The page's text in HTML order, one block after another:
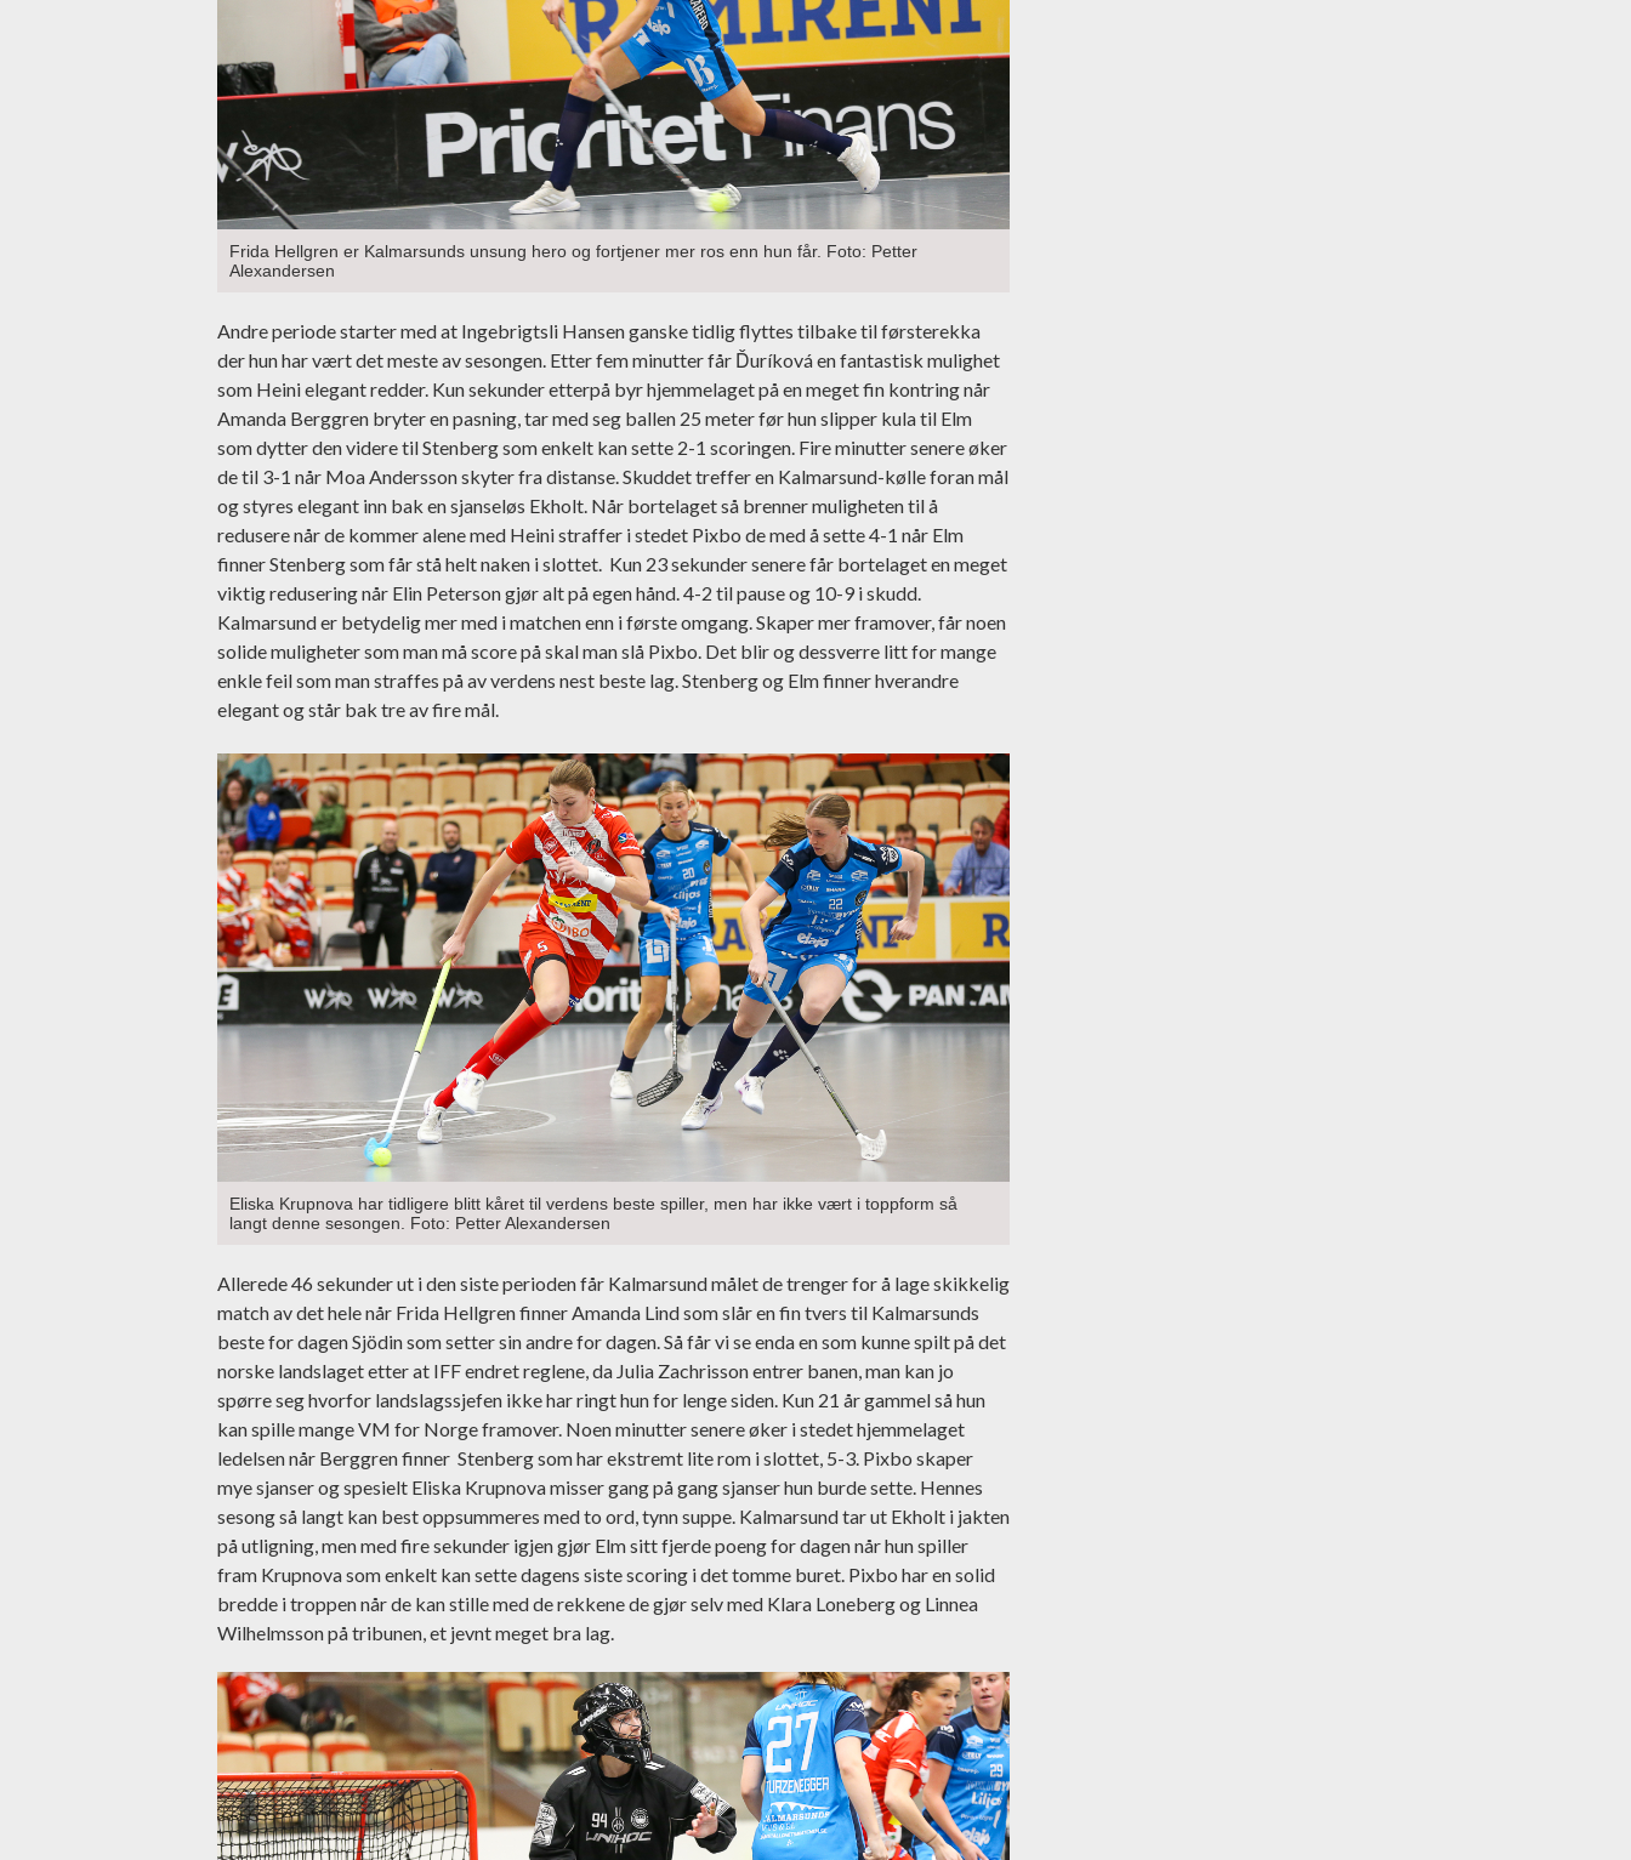
Frida Hellgren er Kalmarsunds unsung hero og fortjener mer ros enn hun får. Foto: Petter
Alexandersen
Andre periode starter med at Ingebrigtsli Hansen ganske tidlig flyttes tilbake til førsterekka
der hun har vært det meste av sesongen. Etter fem minutter får Ďuríková en fantastisk mulighet
som Heini elegant redder. Kun sekunder etterpå byr hjemmelaget på en meget fin kontring når
Amanda Berggren bryter en pasning, tar med seg ballen 25 meter før hun slipper kula til Elm
som dytter den videre til Stenberg som enkelt kan sette 2-1 scoringen. Fire minutter senere øker
de til 3-1 når Moa Andersson skyter fra distanse. Skuddet treffer en Kalmarsund-kølle foran mål
og styres elegant inn bak en sjanseløs Ekholt. Når bortelaget så brenner muligheten til å
redusere når de kommer alene med Heini straffer i stedet Pixbo de med å sette 4-1 når Elm
finner Stenberg som får stå helt naken i slottet. Kun 23 sekunder senere får bortelaget en meget
viktig redusering når Elin Peterson gjør alt på egen hånd. 4-2 til pause og 10-9 i skudd.
Kalmarsund er betydelig mer med i matchen enn i første omgang. Skaper mer framover, får noen
solide muligheter som man må score på skal man slå Pixbo. Det blir og dessverre litt for mange
enkle feil som man straffes på av verdens nest beste lag. Stenberg og Elm finner hverandre
elegant og står bak tre av fire mål.
Eliska Krupnova har tidligere blitt kåret til verdens beste spiller, men har ikke vært i toppform så
langt denne sesongen. Foto: Petter Alexandersen
Allerede 46 sekunder ut i den siste perioden får Kalmarsund målet de trenger for å lage skikkelig
match av det hele når Frida Hellgren finner Amanda Lind som slår en fin tvers til Kalmarsunds
beste for dagen Sjödin som setter sin andre for dagen. Så får vi se enda en som kunne spilt på det
norske landslaget etter at IFF endret reglene, da Julia Zachrisson entrer banen, man kan jo
spørre seg hvorfor landslagssjefen ikke har ringt hun for lenge siden. Kun 21 år gammel så hun
kan spille mange VM for Norge framover. Noen minutter senere øker i stedet hjemmelaget
ledelsen når Berggren finner Stenberg som har ekstremt lite rom i slottet, 5-3. Pixbo skaper
mye sjanser og spesielt Eliska Krupnova misser gang på gang sjanser hun burde sette. Hennes
sesong så langt kan best oppsummeres med to ord, tynn suppe. Kalmarsund tar ut Ekholt i jakten
på utligning, men med fire sekunder igjen gjør Elm sitt fjerde poeng for dagen når hun spiller
fram Krupnova som enkelt kan sette dagens siste scoring i det tomme buret. Pixbo har en solid
bredde i troppen når de kan stille med de rekkene de gjør selv med Klara Loneberg og Linnea
Wilhelmsson på tribunen, et jevnt meget bra lag.